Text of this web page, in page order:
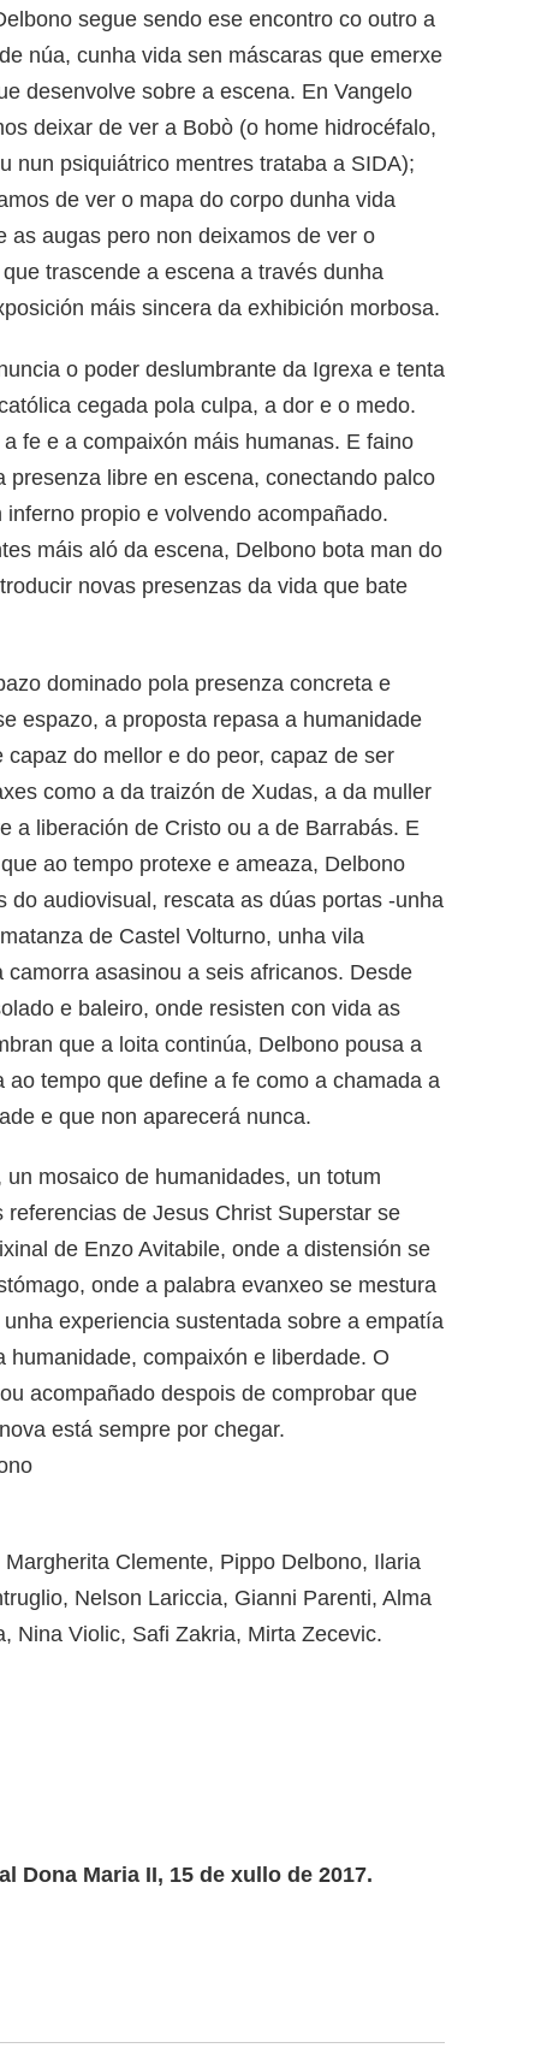
segue sendo ese encontro co outro a
núa, cunha vida sen máscaras que emerxe
desenvolve sobre a escena. En Vangelo
deixar de ver a Bobò (o home hidrocéfalo,
nun psiquiátrico mentres trataba a SIDA);
de ver o mapa do corpo dunha vida
as augas pero non deixamos de ver o
trascende a escena a través dunha
máis sincera da exhibición morbosa.
o poder deslumbrante da Igrexa e tenta
cegada pola culpa, a dor e o medo.
fe e a compaixón máis humanas. E faino
libre en escena, conectando palco
propio e volvendo acompañado.
máis aló da escena, Delbono bota man do
novas presenzas da vida que bate
dominado pola presenza concreta e
espazo, a proposta repasa a humanidade
do mellor e do peor, capaz de ser
como a da traizón de Xudas, a da muller
a liberación de Cristo ou a de Barrabás. E
ao tempo protexe e ameaza, Delbono
do audiovisual, rescata as dúas portas -unha
de Castel Volturno, unha vila
asasinou a seis africanos. Desde
e baleiro, onde resisten con vida as
que a loita continúa, Delbono pousa a
tempo que define a fe como a chamada a
e que non aparecerá nunca.
mosaico de humanidades, un totum
de Jesus Christ Superstar se
de Enzo Avitabile, onde a distensión se
onde a palabra evanxeo se mestura
unha experiencia sustentada sobre a empatía
compaixón e liberdade. O
acompañado despois de comprobar que
está sempre por chegar.
Clemente, Pippo Delbono, Ilaria
Nelson Lariccia, Gianni Parenti, Alma
Nina Violic, Safi Zakria, Mirta Zecevic.
Dona Maria II, 15 de xullo de 2017.